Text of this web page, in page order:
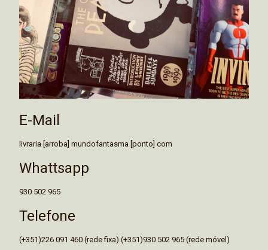
E-Mail
livraria [arroba] mundofantasma [ponto] com
Whattsapp
930 502 965
Telefone
(+351)226 091 460 (rede fixa) (+351)930 502 965 (rede móvel)